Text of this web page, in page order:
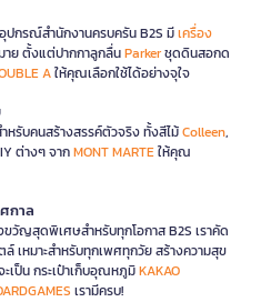
ปกรณ์สำนักงานครบครัน B2S มีเครื่อง
าย ตั้งแต่ปากกาลูกลื่นParkerชุดดินสอกด
Aให้คุณเลือกใช้ได้อย่างจุใจ
หรับคนสร้างสรรค์ตัวจริง ทั้งสีไม้Colleen,
ต่างๆ จากMONT MARTEให้คุณ
กาล
วัญสุดพิเศษสำหรับทุกโอกาส B2S เราคัด
ล์ เหมาะสำหรับทุกเพศทุกวัย สร้างความสุข
เป็น กระเป๋าเก็บอุณหภูมิKAKAO
เรามีครบ!